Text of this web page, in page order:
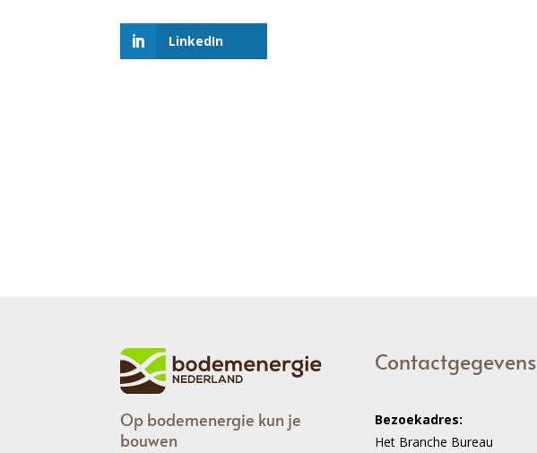
LinkedIn
Op bodemenergie kun je
bouwen
Contactgegevens
Bezoekadres:
Het Branche Bureau